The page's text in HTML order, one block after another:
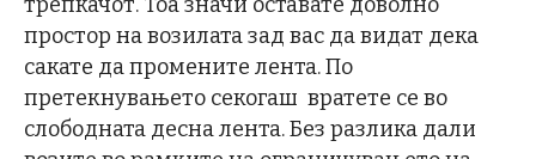
простор на возилата зад вас да видат дека
сакате да промените лента. По
претекнувањето секогаш вратете се во
слободната десна лента. Без разлика дали